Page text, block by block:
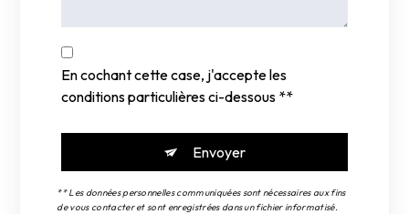
En cochant cette case, j'accepte les
conditions particulières ci-dessous **
Envoyer
** Les données personnelles communiquées sont nécessaires aux fins
de vous contacter et sont enregistrées dans un fichier informatisé.